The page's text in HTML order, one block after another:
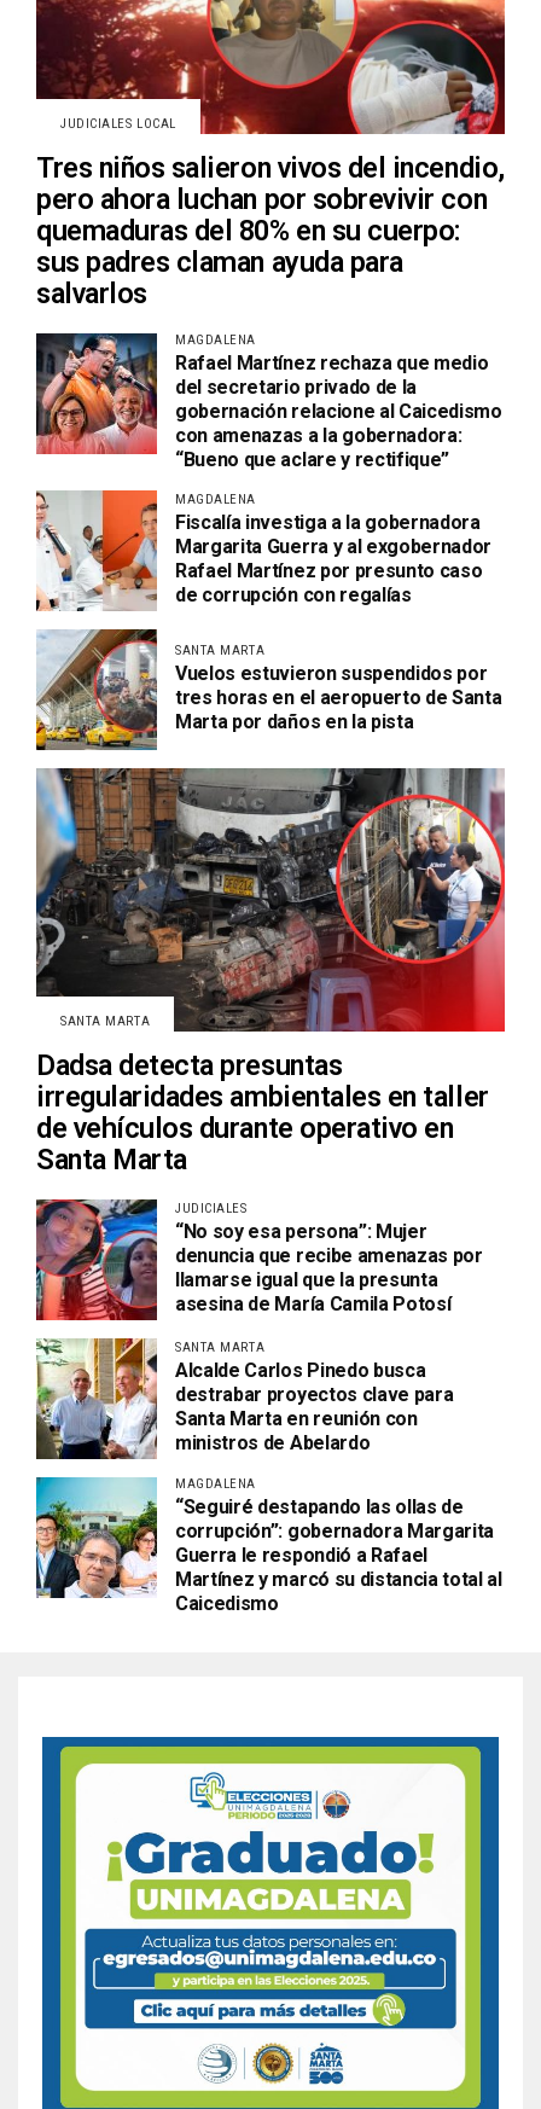
JUDICIALES LOCAL
Tres niños salieron vivos del incendio,
pero ahora luchan por sobrevivir con
quemaduras del 80% en su cuerpo:
sus padres claman ayuda para
salvarlos
MAGDALENA
Rafael Martínez rechaza que medio
del secretario privado de la
gobernación relacione al Caicedismo
con amenazas a la gobernadora:
“Bueno que aclare y rectifique”
MAGDALENA
Fiscalía investiga a la gobernadora
Margarita Guerra y al exgobernador
Rafael Martínez por presunto caso
de corrupción con regalías
SANTA MARTA
Vuelos estuvieron suspendidos por
tres horas en el aeropuerto de Santa
Marta por daños en la pista
SANTA MARTA
Dadsa detecta presuntas
irregularidades ambientales en taller
de vehículos durante operativo en
Santa Marta
JUDICIALES
“No soy esa persona”: Mujer
denuncia que recibe amenazas por
llamarse igual que la presunta
asesina de María Camila Potosí
SANTA MARTA
Alcalde Carlos Pinedo busca
destrabar proyectos clave para
Santa Marta en reunión con
ministros de Abelardo
MAGDALENA
“Seguiré destapando las ollas de
corrupción”: gobernadora Margarita
Guerra le respondió a Rafael
Martínez y marcó su distancia total al
Caicedismo